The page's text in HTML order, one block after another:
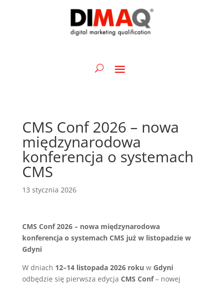
CMS Conf 2026 – nowa
międzynarodowa
konferencja o systemach
CMS
13 stycznia 2026
CMS Conf 2026 – nowa międzynarodowa
konferencja o systemach CMS już w listopadzie w
Gdyni
W dniach 12–14 listopada 2026 roku w Gdyni
odbędzie się pierwsza edycja CMS Conf– nowej